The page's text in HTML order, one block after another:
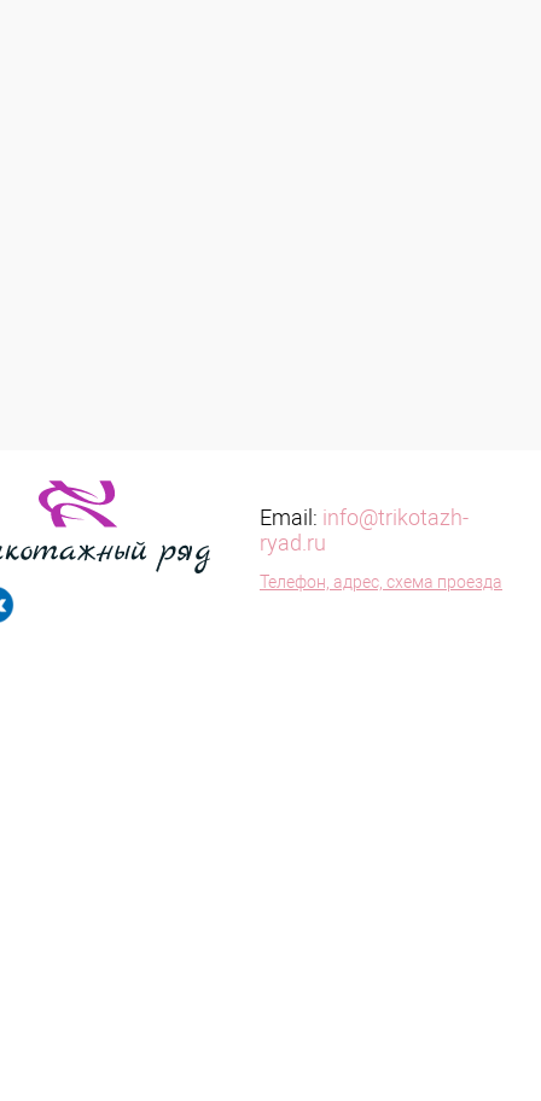
Email: info@trikotazh-
ryad.ru
Телефон, адрес, схема проезда